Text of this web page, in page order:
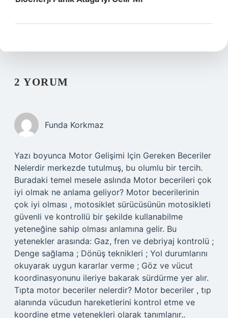
2 YORUM
Funda Korkmaz
Yazı boyunca Motor Gelişimi Için Gereken Beceriler
Nelerdir merkezde tutulmuş, bu olumlu bir tercih.
Buradaki temel mesele aslında Motor becerileri çok
iyi olmak ne anlama geliyor? Motor becerilerinin
çok iyi olması , motosiklet sürücüsünün motosikleti
güvenli ve kontrollü bir şekilde kullanabilme
yeteneğine sahip olması anlamına gelir. Bu
yetenekler arasında: Gaz, fren ve debriyaj kontrolü ;
Denge sağlama ; Dönüş teknikleri ; Yol durumlarını
okuyarak uygun kararlar verme ; Göz ve vücut
koordinasyonunu ileriye bakarak sürdürme yer alır.
Tıpta motor beceriler nelerdir? Motor beceriler , tıp
alanında vücudun hareketlerini kontrol etme ve
koordine etme yetenekleri olarak tanımlanır..